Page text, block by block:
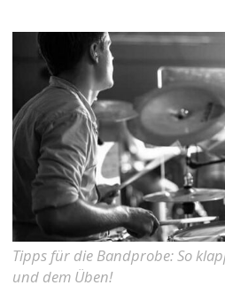
Tipps für die Bandprobe: So
und dem Üben!